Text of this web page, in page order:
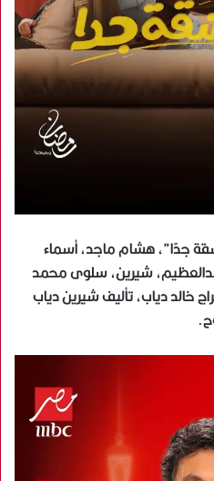
جدًا”، هشام ماجد، أسماء
شيرين، سلوى محمد
خالد دياب، تأليف شيرين دياب